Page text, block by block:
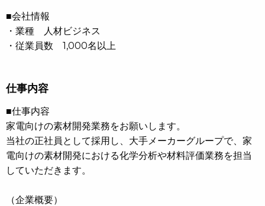
■会社情報
・業種 人材ビジネス
・従業員数 1,000名以上
仕事内容
■仕事内容
家電向けの素材開発業務をお願いします。
当社の正社員として採用し、大手メーカーグループで、家
電向けの素材開発における化学分析や材料評価業務を担当
していただきます。
（企業概要）